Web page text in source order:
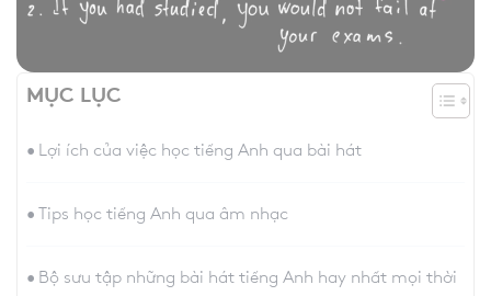
MỤC LỤC
Lợi ích của việc học tiếng Anh qua bài hát
Tips học tiếng Anh qua âm nhạc
Bộ sưu tập những bài hát tiếng Anh hay nhất mọi thời